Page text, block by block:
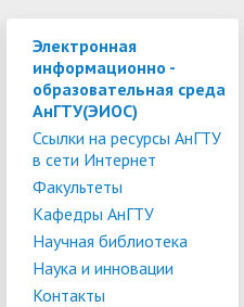
Электронная
информационно -
образовательная среда
АнГТУ(ЭИОС)
Ссылки на ресурсы АнГТУ
в сети Интернет
Факультеты
Кафедры АнГТУ
Научная библиотека
Наука и инновации
Контакты